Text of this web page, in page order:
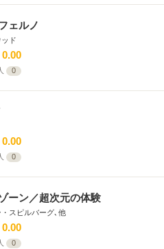
ェルノ
ド
0.00
0
0.00
0
ーン／超次元の体験
スピルバーグ､他
0.00
0